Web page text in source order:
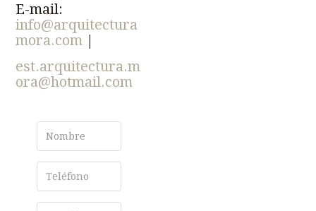
E-mail:
info@arquitectura
mora.com |
est.arquitectura.m
ora@hotmail.com